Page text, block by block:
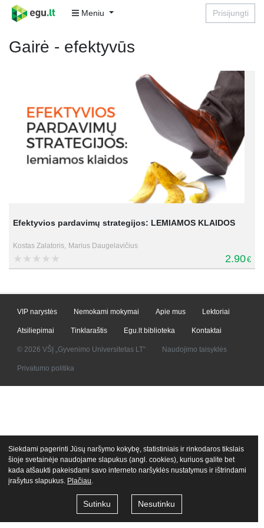
Meniu Prisijungti
Gairė - efektyvūs
Efektyvios pardavimų strategijos: LEMIAMOS KLAIDOS
Kostas Zalatoris, Marius Daugelavičius
2.90€
VIP narystės Nemokami mokymai Apie mus Lektoriai
Atsiliepimai Tinklaraštis Egu.lt biblioteka Kontaktai
© 2026 VŠĮ „Gyvenimo Universitetas LT“ Naudojimo taisyklės
Privatumo politika
Siekdami pagerinti Jūsų naršymo kokybę, statistiniais ir rinkodaros tikslais
šioje svetainėje naudojame slapukus (angl. cookies), kuriuos galite bet
kada atšaukti pakeisdami savo interneto naršyklės nustatymus ir ištrindami
įrašytus slapukus. Plačiau
Sutinku Nesutinku